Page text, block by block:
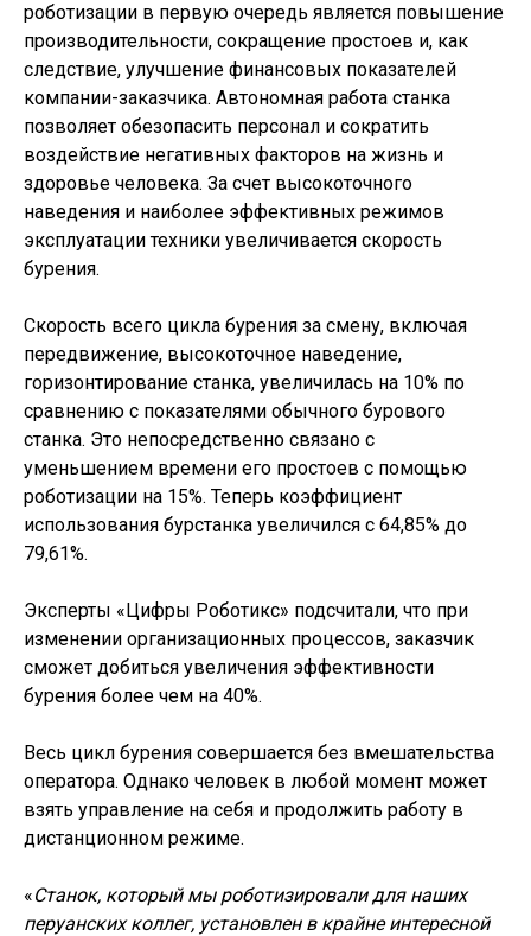
роботизации в первую очередь является повышение
производительности, сокращение простоев и, как
следствие, улучшение финансовых показателей
компании-заказчика. Автономная работа станка
позволяет обезопасить персонал и сократить
воздействие негативных факторов на жизнь и
здоровье человека. За счет высокоточного
наведения и наиболее эффективных режимов
эксплуатации техники увеличивается скорость
бурения.
Скорость всего цикла бурения за смену, включая
передвижение, высокоточное наведение,
горизонтирование станка, увеличилась на 10% по
сравнению с показателями обычного бурового
станка. Это непосредственно связано с
уменьшением времени его простоев с помощью
роботизации на 15%. Теперь коэффициент
использования бурстанка увеличился с 64,85% до
79,61%.
Эксперты «Цифры Роботикс» подсчитали, что при
изменении организационных процессов, заказчик
сможет добиться увеличения эффективности
бурения более чем на 40%.
Весь цикл бурения совершается без вмешательства
оператора. Однако человек в любой момент может
взять управление на себя и продолжить работу в
дистанционном режиме.
«Станок, который мы роботизировали для наших
перуанских коллег, установлен в крайне интересной